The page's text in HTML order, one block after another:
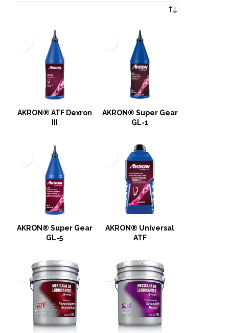
AKRON® ATF Dexron
AKRON® Super Gear
GL-1
AKRON® Super Gear
GL-5
AKRON® Universal
ATF